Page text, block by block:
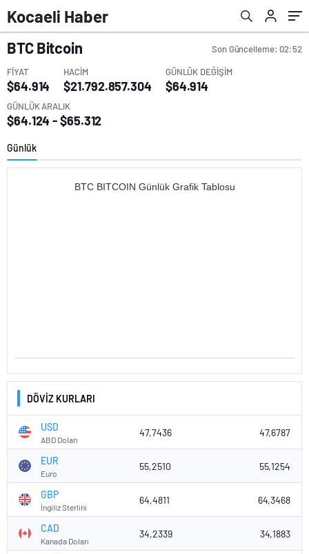
Kocaeli Haber
BTCBitcoin Son Güncelleme: 02:52
FİYAT
$64.914
HACİM
$21.792.857.304
GÜNLÜK DEĞİŞİM
$64.914
GÜNLÜK ARALIK
$64.124 - $65.312
Günlük
BTC BITCOIN Günlük Grafik Tablosu
DÖVİZ KURLARI
USD
ABD Doları
47,7436 47,6787
EUR
Euro
55,2510 55,1254
GBP
İngiliz Sterlini
64,4811 64,3468
CAD
Kanada Doları
34,2339 34,1883